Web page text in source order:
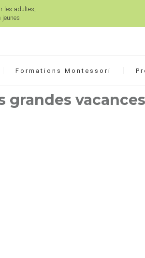
les adultes,
jeunes
Formations Montessori